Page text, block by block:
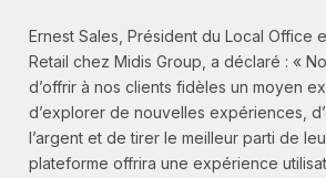
Ernest Sales, Président du Local Office
Retail chez Midis Group, a déclaré : «
d’offrir à nos clients fidèles un moyen
d’explorer de nouvelles expériences,
l’argent et de tirer le meilleur parti de
plateforme offrira une expérience